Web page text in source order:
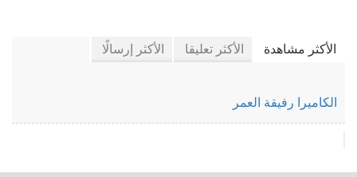
الأكثر مشاهدة الأكثر تعليقا الأكثر إرسالًا
الكاميرا رفيقة العمر